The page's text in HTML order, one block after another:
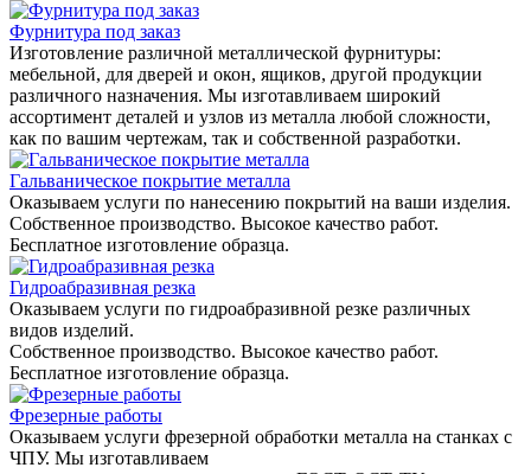
Фурнитура под заказ
Изготовление различной металлической фурнитуры:
мебельной, для дверей и окон, ящиков, другой продукции
различного назначения. Мы изготавливаем широкий
ассортимент деталей и узлов из металла любой сложности,
как по вашим чертежам, так и собственной разработки.
Гальваническое покрытие металла
Оказываем услуги по нанесению покрытий на ваши изделия.
Собственное производство. Высокое качество работ.
Бесплатное изготовление образца.
Гидроабразивная резка
Оказываем услуги по гидроабразивной резке различных
видов изделий.
Собственное производство. Высокое качество работ.
Бесплатное изготовление образца.
Фрезерные работы
Оказываем услуги фрезерной обработки металла на станках с
ЧПУ. Мы изготавливаем